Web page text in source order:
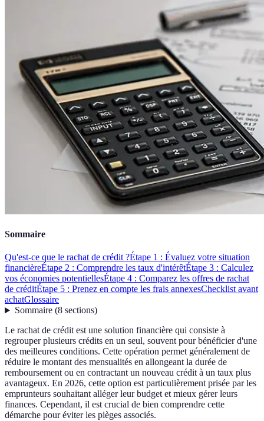
Sommaire
Qu'est-ce que le rachat de crédit ?Étape 1 : Évaluez votre situation
financièreÉtape 2 : Comprendre les taux d'intérêtÉtape 3 : Calculez
vos économies potentiellesÉtape 4 : Comparez les offres de rachat
de créditÉtape 5 : Prenez en compte les frais annexesChecklist avant
achatGlossaire
Sommaire(8 sections)
Le rachat de crédit est une solution financière qui consiste à
regrouper plusieurs crédits en un seul, souvent pour bénéficier d'une
des meilleures conditions. Cette opération permet généralement de
réduire le montant des mensualités en allongeant la durée de
remboursement ou en contractant un nouveau crédit à un taux plus
avantageux. En 2026, cette option est particulièrement prisée par les
emprunteurs souhaitant alléger leur budget et mieux gérer leurs
finances. Cependant, il est crucial de bien comprendre cette
démarche pour éviter les pièges associés.